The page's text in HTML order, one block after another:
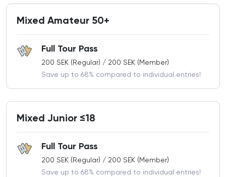
Mixed Amateur 50+
Full Tour Pass
200 SEK (Regular) / 200 SEK (Member)
Save up to 68% compared to individual entries!
Mixed Junior ≤18
Full Tour Pass
200 SEK (Regular) / 200 SEK (Member)
Save up to 68% compared to individual entries!